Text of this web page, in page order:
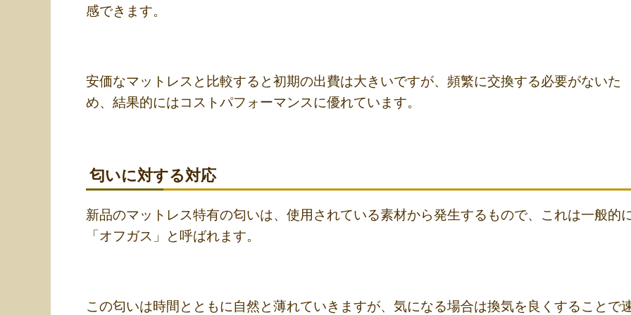
感できます。
安価なマットレスと比較すると初期の出費は大きいですが、頻繁に交換する必要がないた
め、結果的にはコストパフォーマンスに優れています。
匂いに対する対応
新品のマットレス特有の匂いは、使用されている素材から発生するもので、これは一般的
「オフガス」と呼ばれます。
この匂いは時間とともに自然と薄れていきますが、気になる場合は換気を良くすることで